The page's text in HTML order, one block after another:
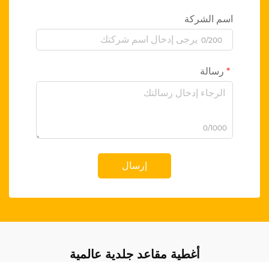
اسم الشركة
0/200
رسالة
0/1000
إرسال
أغطية مقاعد جلدية عالمية